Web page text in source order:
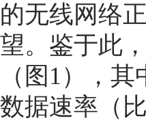
的无线网络
望。鉴于此
（图1），
数据速率（